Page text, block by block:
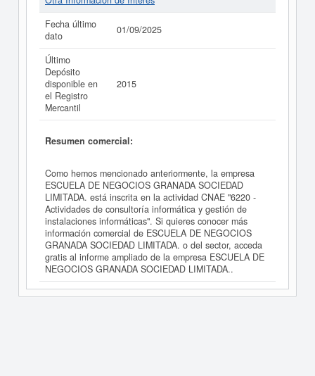
Fecha último
dato
01/09/2025
Último
Depósito
disponible en
el Registro
Mercantil
2015
Resumen comercial:
Como hemos mencionado anteriormente, la empresa
ESCUELA DE NEGOCIOS GRANADA SOCIEDAD
LIMITADA. está inscrita en la actividad CNAE "6220 -
Actividades de consultoría informática y gestión de
instalaciones informáticas". Si quieres conocer más
información comercial de ESCUELA DE NEGOCIOS
GRANADA SOCIEDAD LIMITADA. o del sector, acceda
gratis al informe ampliado de la empresa ESCUELA DE
NEGOCIOS GRANADA SOCIEDAD LIMITADA..